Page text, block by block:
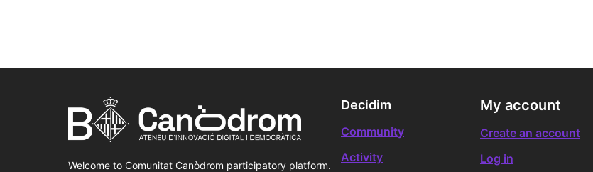
Welcome to Comunitat Canòdrom participatory platform.
Decidim
Community
Activity
My account
Create an account
Log in